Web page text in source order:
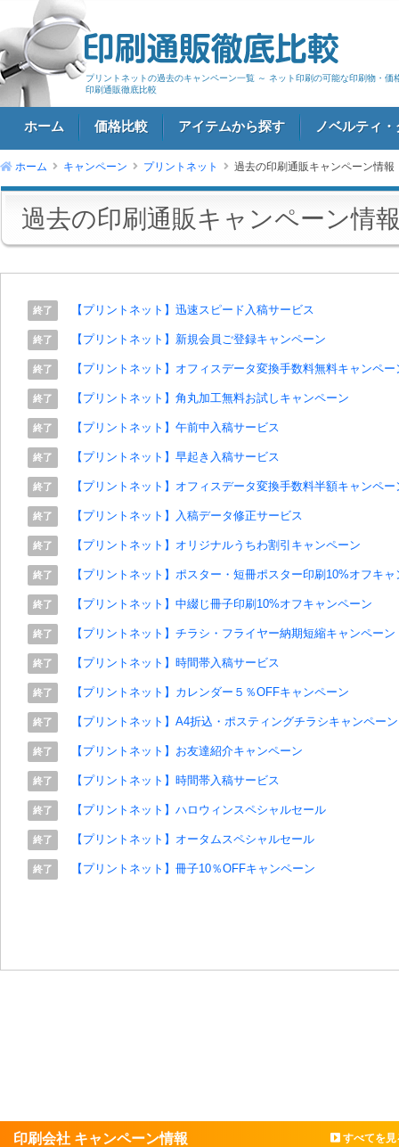
プリントネットの過去のキャンペーン一覧 ～ ネット印刷の可能な印刷物・価
印刷通販徹底比較
ホーム 価格比較 アイテムから探す ノベルティ
ホーム キャンペーン プリントネット 過去の印刷通販キャンペーン情報
過去の印刷通販キャンペーン情
終了 【プリントネット】迅速スピード入稿サービス
終了 【プリントネット】新規会員ご登録キャンペーン
終了 【プリントネット】オフィスデータ変換手数料無料キャンペー
終了 【プリントネット】角丸加工無料お試しキャンペーン
終了 【プリントネット】午前中入稿サービス
終了 【プリントネット】早起き入稿サービス
終了 【プリントネット】オフィスデータ変換手数料半額キャンペー
終了 【プリントネット】入稿データ修正サービス
終了 【プリントネット】オリジナルうちわ割引キャンペーン
終了 【プリントネット】ポスター・短冊ポスター印刷10%オフキ
終了 【プリントネット】中綴じ冊子印刷10%オフキャンペーン
終了 【プリントネット】チラシ・フライヤー納期短縮キャンペーン
終了 【プリントネット】時間帯入稿サービス
終了 【プリントネット】カレンダー５％OFFキャンペーン
終了 【プリントネット】A4折込・ポスティングチラシキャンペーン
終了 【プリントネット】お友達紹介キャンペーン
終了 【プリントネット】時間帯入稿サービス
終了 【プリントネット】ハロウィンスペシャルセール
終了 【プリントネット】オータムスペシャルセール
終了 【プリントネット】冊子10％OFFキャンペーン
印刷会社 キャンペーン情報 すべてを見